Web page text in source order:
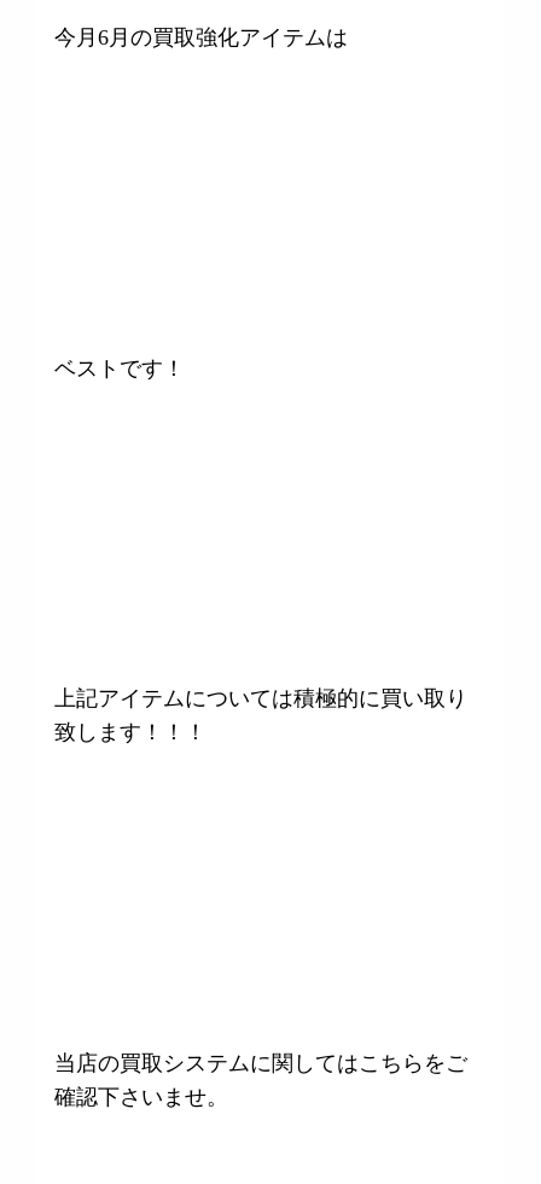
今月6月の買取強化アイテムは
ベストです！
上記アイテムについては積極的に買い取り
致します！！！
当店の買取システムに関してはこちらをご
確認下さいませ。